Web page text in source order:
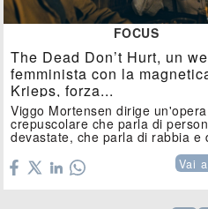
FOCUS
The Dead Don’t Hurt, un
femminista con la
Krieps, forza...
Viggo Mortensen dirige un'opera
crepuscolare che parla di
devastate, che parla di rabbia e
Vai